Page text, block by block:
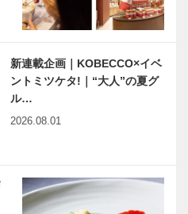
ていりゅう）
165…
出待ちしても
三宮を彩る女
神、荘田倫子
新連載企画｜KOBECCO×イベ
ントミツケタ!｜“大人”の夏グ
ル…
2026.08.01